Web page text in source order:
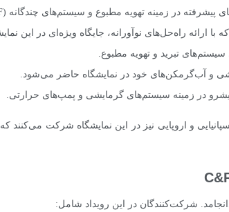
ارائه راه‌حل‌های نوآورانه، جایگاه ویژه‌ای در این
تبرید و تهویه مطبوع.
و آب‌گرمکن‌های خود در نمایشگاه حاضر می‌شود.
در زمینه سیستم‌های گرمایشی و پمپ‌های حرارتی.
و اروپایی نیز در این نمایشگاه شرکت می‌کنند